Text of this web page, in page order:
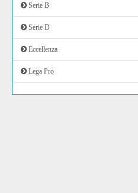
Serie B
Serie D
Eccellenza
Lega Pro